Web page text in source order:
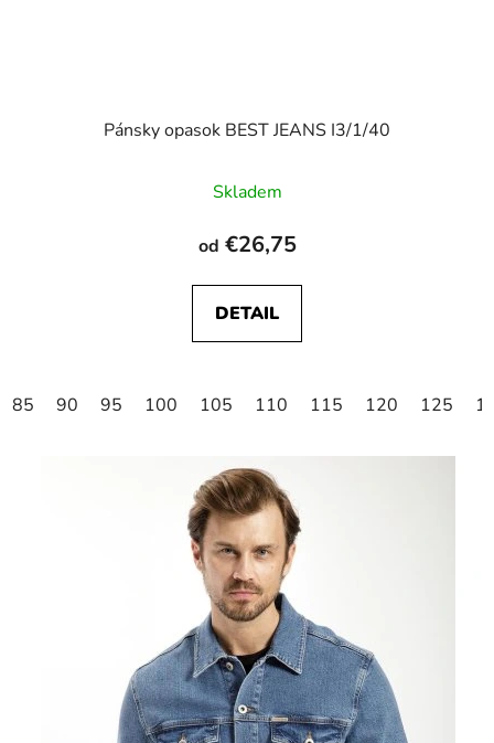
Pánsky opasok BEST JEANS I3/1/40
Skladem
od €26,75
DETAIL
85 90 95 100 105 110 115 120 125